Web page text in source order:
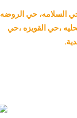
السلامه، حي الروضه
،حي القويزه ،حي